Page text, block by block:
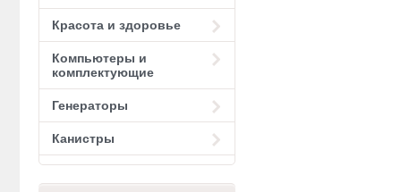
Красота и здоровье
Компьютеры и
комплектующие
Генераторы
Канистры